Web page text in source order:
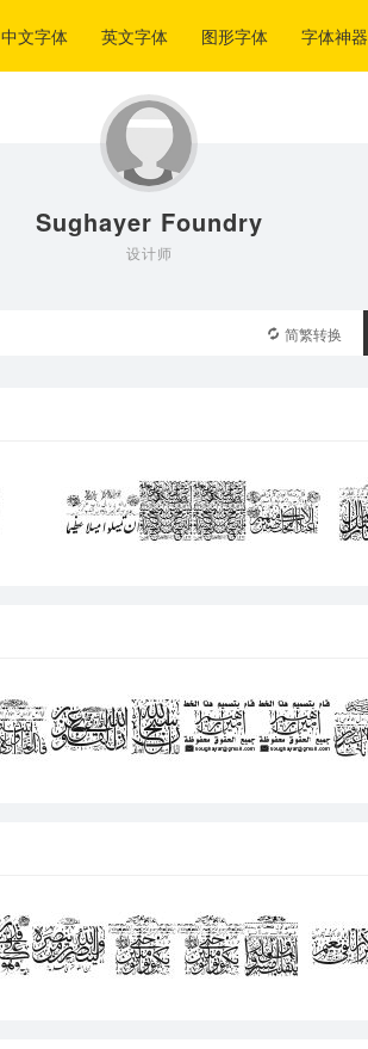
中文字体 英文字体 图形字体 字体神器
Sughayer Foundry
设计师
简繁转换